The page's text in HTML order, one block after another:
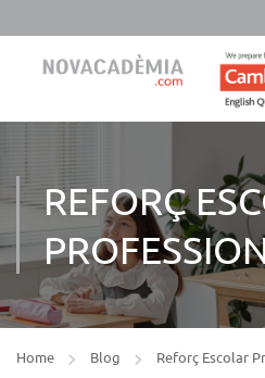
REFORÇ
Home Blog Reforç Escolar